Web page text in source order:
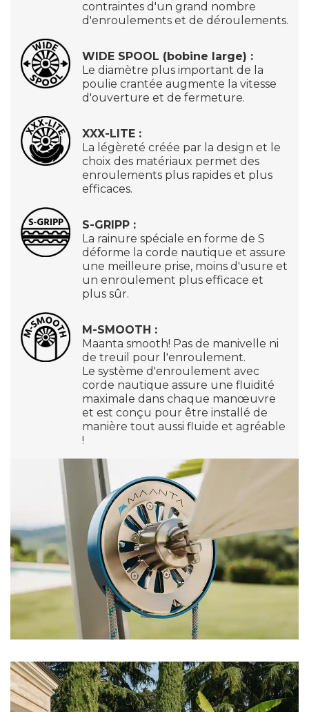
contraintes d'un grand nombre
d'enroulements et de déroulements.
WIDE SPOOL (bobine large) :
Le diamètre plus important de la
poulie crantée augmente la vitesse
d'ouverture et de fermeture.
XXX-LITE :
La légèreté créée par la design et le
choix des matériaux permet des
enroulements plus rapides et plus
efficaces.
S-GRIPP :
La rainure spéciale en forme de S
déforme la corde nautique et assure
une meilleure prise, moins d'usure et
un enroulement plus efficace et
plus sûr.
M-SMOOTH :
Maanta smooth! Pas de manivelle ni
de treuil pour l'enroulement.
Le système d'enroulement avec
corde nautique assure une fluidité
maximale dans chaque manœuvre
et est conçu pour être installé de
manière tout aussi fluide et agréable
!